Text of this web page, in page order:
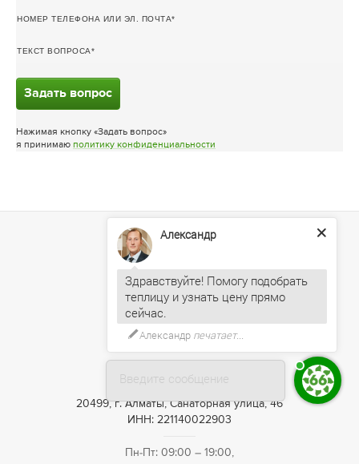
НОМЕР ТЕЛЕФОНА ИЛИ ЭЛ. ПОЧТА
ТЕКСТ ВОПРОСА
Задать вопрос
Нажимая кнопку «Задать вопрос»
я принимаю политику конфиденциальности
20499, г. Алматы, Санаторная улица, 46
ИНН: 221140022903
Пн-Пт: 09:00 – 19:00,
Введите сообщение
Александр
Здравствуйте! Помогу подобрать
теплицу и узнать цену прямо
Александрпечатает...